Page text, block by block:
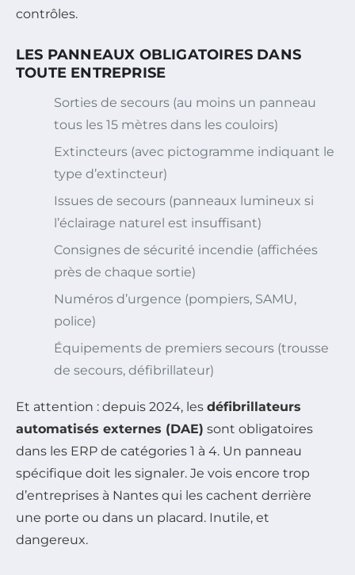
contrôles.
LES PANNEAUX OBLIGATOIRES DANS
TOUTE ENTREPRISE
Sorties de secours (au moins un panneau
tous les 15 mètres dans les couloirs)
Extincteurs (avec pictogramme indiquant le
type d’extincteur)
Issues de secours (panneaux lumineux si
l’éclairage naturel est insuffisant)
Consignes de sécurité incendie (affichées
près de chaque sortie)
Numéros d’urgence (pompiers, SAMU,
police)
Équipements de premiers secours (trousse
de secours, défibrillateur)
Et attention : depuis 2024, les défibrillateurs
automatisés externes (DAE) sont obligatoires
dans les ERP de catégories 1 à 4. Un panneau
spécifique doit les signaler. Je vois encore trop
d’entreprises à Nantes qui les cachent derrière
une porte ou dans un placard. Inutile, et
dangereux.